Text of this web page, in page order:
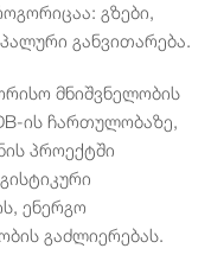
გზები,
განვითარება.
მნიშვნელობის
ის ჩართულობაზე,
პროექტში
ენერგო
გაძლიერებას.